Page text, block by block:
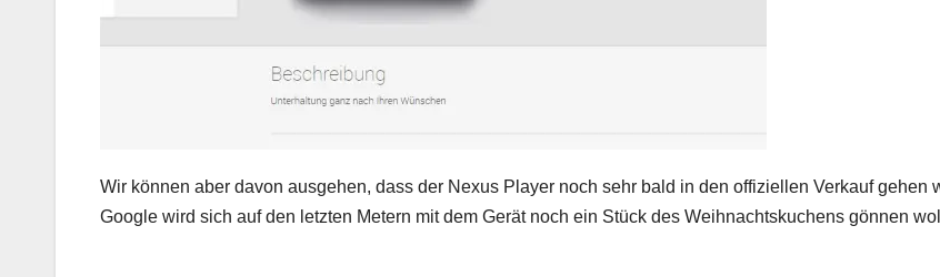
Wir können aber davon ausgehen, dass der Nexus Player noch sehr bald in den offiziellen Verkauf gehen
Google wird sich auf den letzten Metern mit dem Gerät noch ein Stück des Weihnachtskuchens gönnen